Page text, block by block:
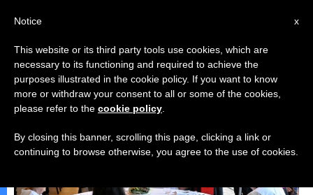
البابا لاون الرّابع عشر
x
Notice
This website or its third party tools use cookies, which are
necessary to its functioning and required to achieve the
purposes illustrated in the cookie policy. If you want to know
more or withdraw your consent to all or some of the cookies,
please refer to the cookie policy
By closing this banner, scrolling this page, clicking a link or
continuing to browse otherwise, you agree to the use of cookies.